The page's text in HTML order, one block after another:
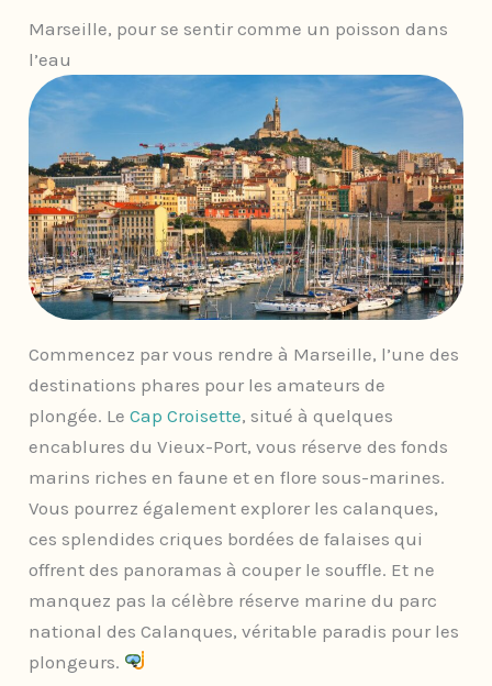
Marseille, pour se sentir comme un poisson dans
l’eau
Commencez par vous rendre à Marseille, l’une des
destinations phares pour les amateurs de
plongée. LeCap Croisette, situé à quelques
encablures du Vieux-Port, vous réserve des fonds
marins riches en faune et en flore sous-marines.
Vous pourrez également explorer les calanques,
ces splendides criques bordées de falaises qui
offrent des panoramas à couper le souffle. Et ne
manquez pas la célèbre réserve marine du parc
national des Calanques, véritable paradis pour les
plongeurs.